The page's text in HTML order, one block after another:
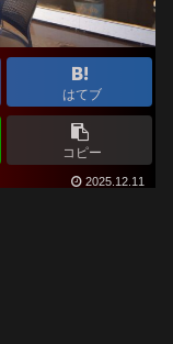
はてブ
コピー
2025.12.11